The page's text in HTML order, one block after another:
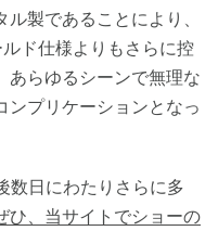
製であることにより、
ド仕様よりもさらに控
あらゆるシーンで無理な
ンプリケーションとなっ
数日にわたりさらに多
ひ、当サイトでショーの